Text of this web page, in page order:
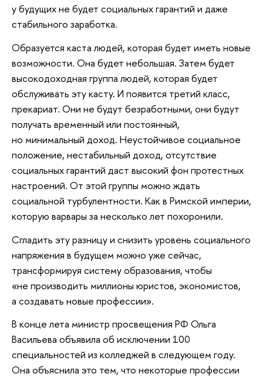
у будущих не будет социальных гарантий и даже
стабильного заработка.
Образуется каста людей, которая будет иметь новые
возможности. Она будет небольшая. Затем будет
высокодоходная группа людей, которая будет
обслуживать эту касту. И появится третий класс,
прекариат. Они не будут безработными, они будут
получать временный или постоянный,
но минимальный доход. Неустойчивое социальное
положение, нестабильный доход, отсутствие
социальных гарантий даст высокий фон протестных
настроений. От этой группы можно ждать
социальной турбулентности. Как в Римской империи,
которую варвары за несколько лет похоронили.
Сгладить эту разницу и снизить уровень социального
напряжения в будущем можно уже сейчас,
трансформируя систему образования, чтобы
«не производить миллионы юристов, экономистов,
а создавать новые профессии».
В конце лета министр просвещения РФ Ольга
Васильева объявила об исключении 100
специальностей из колледжей в следующем году.
Она объяснила это тем, что некоторые профессии